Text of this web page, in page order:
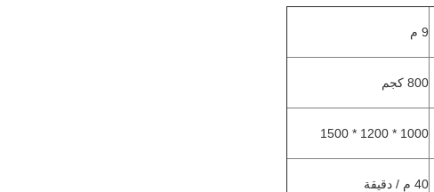
9 م
800 كجم
1000 * 1200 * 1500
40 م / دقيقة